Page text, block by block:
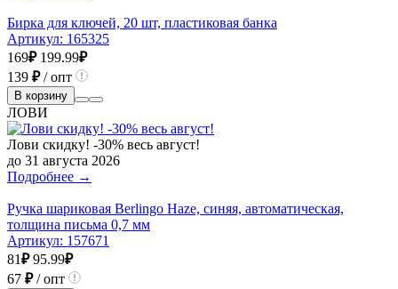
Бирка для ключей, 20 шт, пластиковая банка
Артикул: 165325
169₽ 199.99₽
139 ₽/ опт
В корзину
ЛОВИ
Лови скидку! -30% весь август!
до 31 августа 2026
Подробнее →
Ручка шариковая Berlingo Haze, синяя, автоматическая,
толщина письма 0,7 мм
Артикул: 157671
81₽ 95.99₽
67 ₽/ опт